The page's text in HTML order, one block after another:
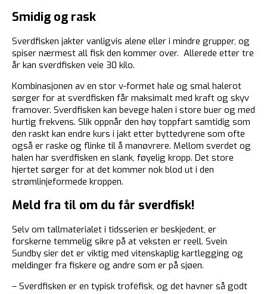
Smidig og rask
Sverdfisken jakter vanligvis alene eller i mindre grupper, og
spiser nærmest all fisk den kommer over. Allerede etter tre
år kan sverdfisken veie 30 kilo.
Kombinasjonen av en stor v-formet hale og smal halerot
sørger for at sverdfisken får maksimalt med kraft og skyv
framover. Sverdfisken kan bevege halen i store buer og med
hurtig frekvens. Slik oppnår den høy toppfart samtidig som
den raskt kan endre kurs i jakt etter byttedyrene som ofte
også er raske og flinke til å manøvrere. Mellom sverdet og
halen har sverdfisken en slank, føyelig kropp. Det store
hjertet sørger for at det kommer nok blod ut i den
strømlinjeformede kroppen.
Meld fra til om du får sverdfisk!
Selv om tallmaterialet i tidsserien er beskjedent, er
forskerne temmelig sikre på at veksten er reell. Svein
Sundby sier det er viktig med vitenskaplig kartlegging og
meldinger fra fiskere og andre som er på sjøen.
– Sverdfisken er en typisk troféfisk, og det havner så godt